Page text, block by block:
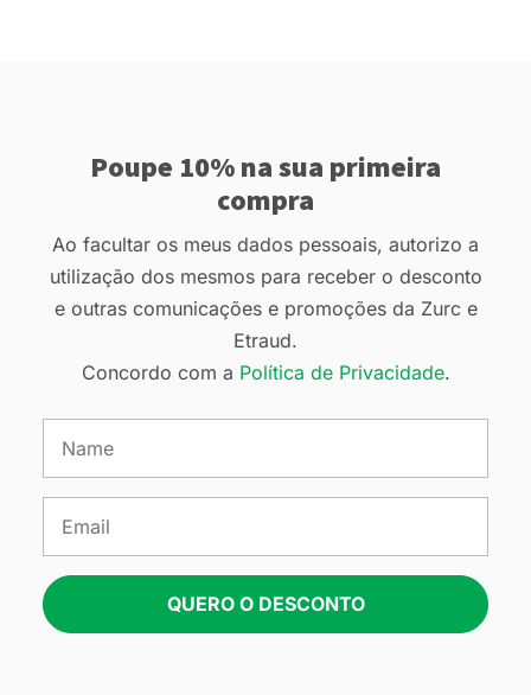
Poupe 10% na sua primeira
compra
Ao facultar os meus dados pessoais, autorizo a
utilização dos mesmos para receber o desconto
e outras comunicações e promoções da Zurc e
Etraud.
Concordo com a Política de Privacidade.
QUERO O DESCONTO